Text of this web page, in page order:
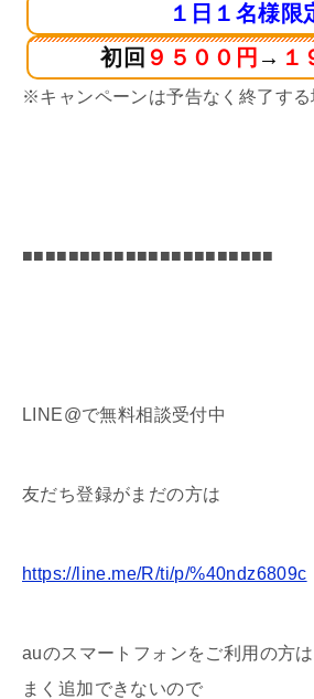
１日１名様限
初回 ９５００円 → １
※キャンペーンは予告なく終了す
■■■■■■■■■■■■■■■■■■■■■■
LINE@で無料相談受付中
友だち登録がまだの方は
https://line.me/R/ti/p/%40ndz6809c
auのスマートフォンをご利用の方
まく追加できないので